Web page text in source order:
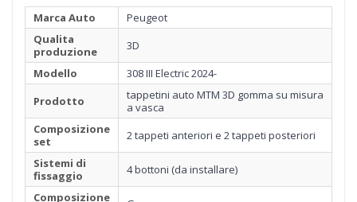
Marca Auto
Peugeot
Qualita
produzione
3D
Modello
308 III Electric 2024-
Prodotto
tappetini auto MTM 3D gomma su misura
a vasca
Composizione
set
2 tappeti anteriori e 2 tappeti posteriori
Sistemi di
fissaggio
4 bottoni (da installare)
Composizione